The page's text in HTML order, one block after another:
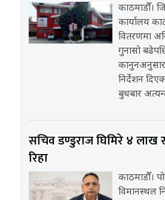
काठमाडौँ।
कार्यालय
वितरणमा
गुनासो
कानुनअनुसार
निर्देशन
बुधबार
सचिव डण्डुराज घिमिरे ४ लाख
रिहा
काठमाडौँ।
विमानस्थल